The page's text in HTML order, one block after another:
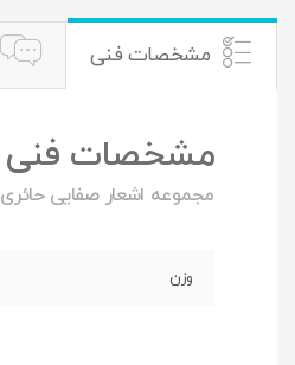
مشخصات فنی
مشخصات فنی
مجموعه اشعار صفایی حائری
وزن